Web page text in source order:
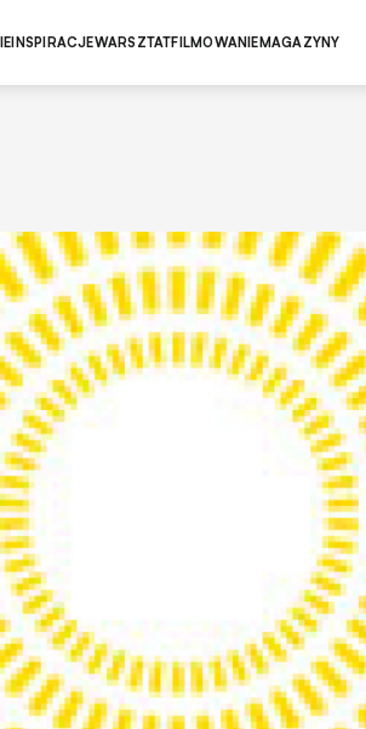
INSPIRACJEWARSZTATFILMOWANIEMAGAZYNY